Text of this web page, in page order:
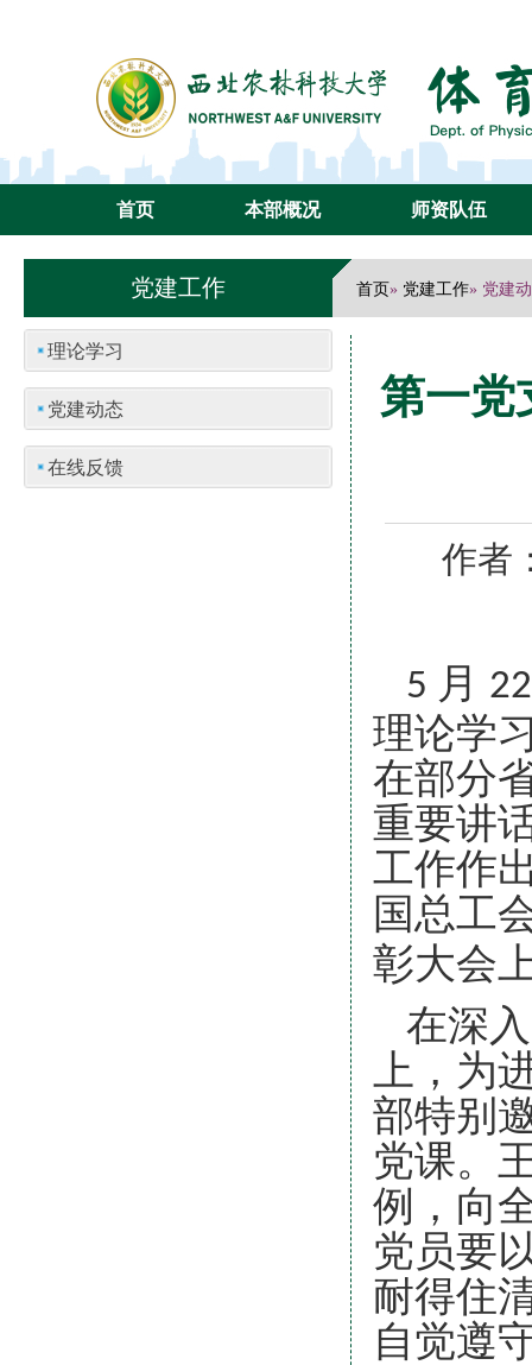
首页 本部概况 师资队伍
党建工作 首页» 党建工作» 党建
理论学习
党建动态
在线反馈
第一党
作者
5 月
理论学
在部分
重要讲
工作作
国总工
彰大会
在深
上，为
部特别
党课。
例，向
党员要
耐得住
自觉遵